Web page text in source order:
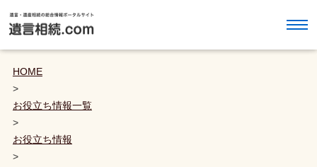
HOME
>
お役立ち情報一覧
>
お役立ち情報
>